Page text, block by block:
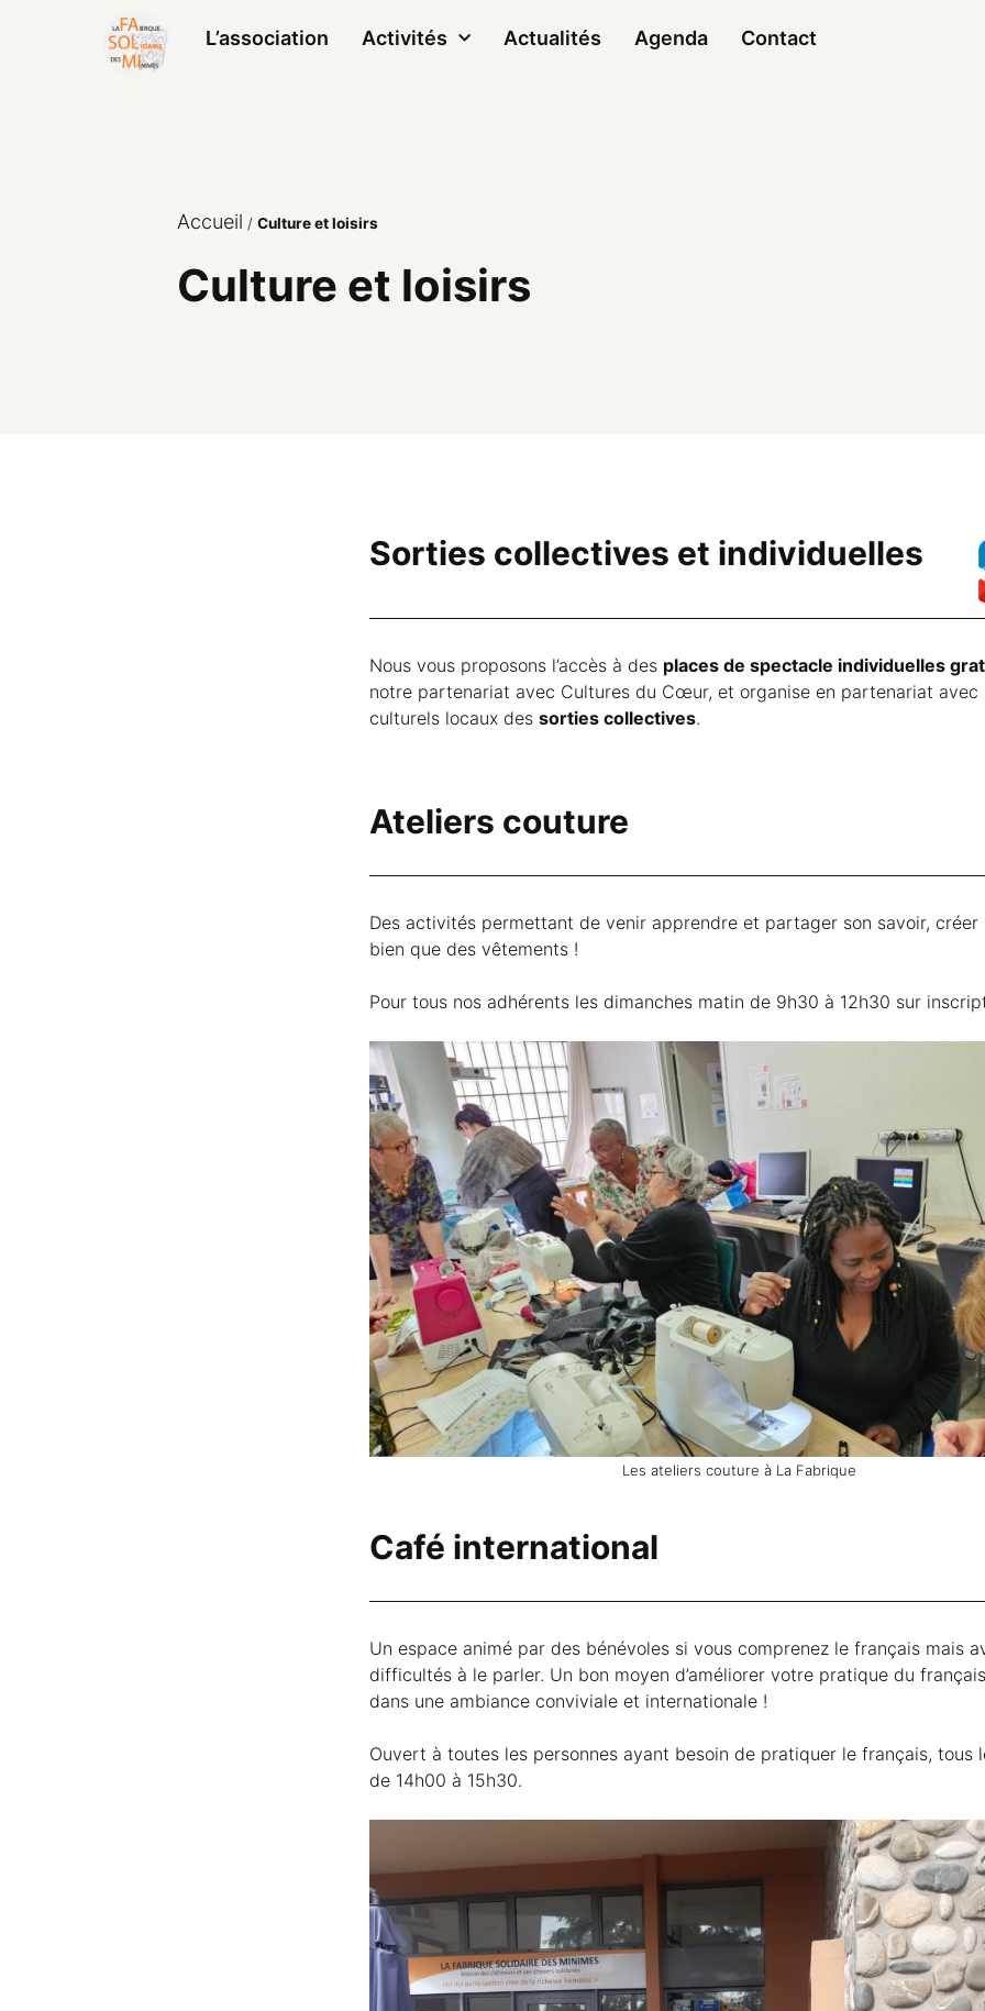
L’association Activités Actualités Agenda Contact
Accueil /Culture et loisirs
Culture et loisirs
Sorties collectives et individuelles
Nous vous proposons l’accès à des places de spectacle individuelles
notre partenariat avec Cultures du Cœur, et organise en partenariat avec
culturels locaux des sorties collectives.
Ateliers couture
Des activités permettant de venir apprendre et partager son savoir, créer
bien que des vêtements !
Pour tous nos adhérents les dimanches matin de 9h30 à 12h30 sur
Les ateliers couture à La Fabrique
Café international
Un espace animé par des bénévoles si vous comprenez le français mais
difficultés à le parler. Un bon moyen d’améliorer votre pratique du
dans une ambiance conviviale et internationale !
Ouvert à toutes les personnes ayant besoin de pratiquer le français, tous
de 14h00 à 15h30.